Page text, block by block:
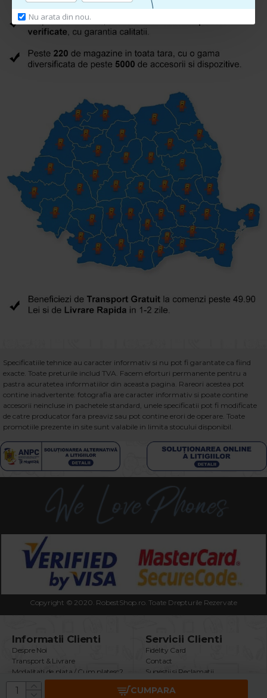
Nu arata din nou.
CUMPARA
Specificatiile tehnice au caracter informativ si nu pot fi garantate ca fiind
exacte. Toate preturile includ TVA. Facem eforturi permanente pentru a
pastra acuratetea informatiilor din aceasta pagina. Rareori acestea pot
contine inadvertente: fotografia are caracter informativ si poate contine
accesorii neincluse in pachetele standard, unele specificatii pot fi modificate
de catre producator fara preaviz sau pot contine erori de operare. Toate
promotiile prezente in site sunt valabile in limita stocului disponibil.
Copyright © 2020. RobestShop.ro. Toate Drepturile Rezervate
Informatii Clienti
Despre Noi
Transport & Livrare
Modalitati de plata / Cum platesc?
Termeni & Conditii
Politica Confidentialitate
Servicii Clienti
Fidelity Card
Contact
Sugestii si Reclamatii
Intrebari Frecvente
Returnare Produs